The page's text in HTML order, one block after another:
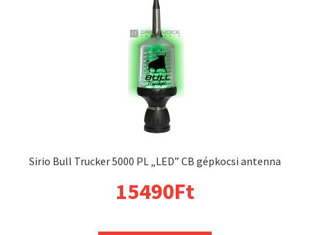
Sirio Bull Trucker 5000 PL „LED” CB gépkocsi antenna
15490Ft